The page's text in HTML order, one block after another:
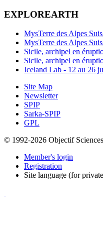
EXPLOREARTH
MysTerre des Alpes
MysTerre des Alpes
Sicile, archipel en
Sicile, archipel en
Iceland Lab - 12 au 26
Site Map
Newsletter
SPIP
Sarka-SPIP
GPL
© 1992-2026 Objectif
Member's login
Registration
Site language (for